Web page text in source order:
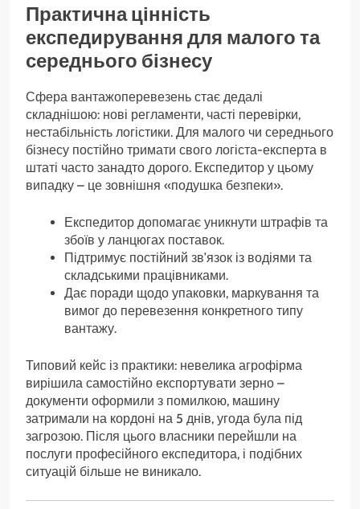
Практична цінність
експедирування для малого та
середнього бізнесу
Сфера вантажоперевезень стає дедалі
складнішою: нові регламенти, часті перевірки,
нестабільність логістики. Для малого чи середнього
бізнесу постійно тримати свого логіста-експерта в
штаті часто занадто дорого. Експедитор у цьому
випадку – це зовнішня «подушка безпеки».
Експедитор допомагає уникнути штрафів та
збоїв у ланцюгах поставок.
Підтримує постійний зв’язок із водіями та
складськими працівниками.
Дає поради щодо упаковки, маркування та
вимог до перевезення конкретного типу
вантажу.
Типовий кейс із практики: невелика агрофірма
вирішила самостійно експортувати зерно –
документи оформили з помилкою, машину
затримали на кордоні на 5 днів, угода була під
загрозою. Після цього власники перейшли на
послуги професійного експедитора, і подібних
ситуацій більше не виникало.